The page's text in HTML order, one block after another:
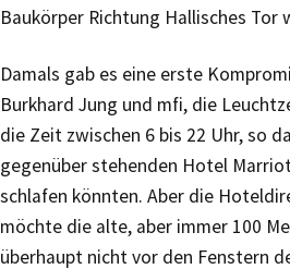
Baukörper Richtung Hallisches Tor
Damals gab es eine erste
Burkhard Jung und mfi, die
die Zeit zwischen 6 bis 22 Uhr, so
gegenüber stehenden Hotel
schlafen könnten. Aber die
möchte die alte, aber immer 100
überhaupt nicht vor den Fenstern